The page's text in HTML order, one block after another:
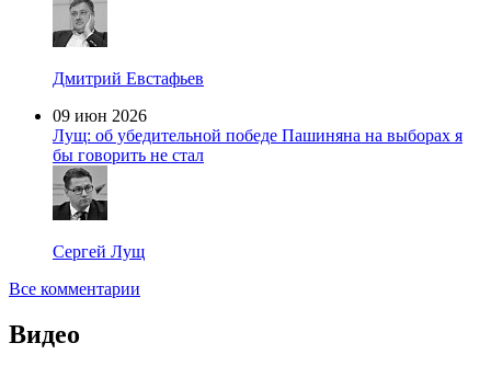
Дмитрий Евстафьев
09 июн 2026
Лущ: об убедительной победе Пашиняна на выборах я
бы говорить не стал
Сергей Лущ
Все комментарии
Видео